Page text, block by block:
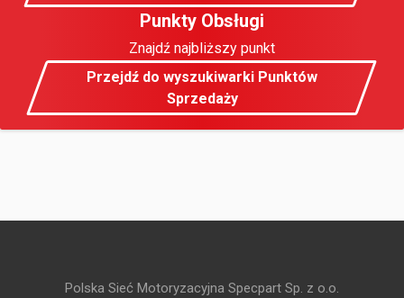
Punkty Obsługi
Znajdź najbliższy punkt
Przejdź do wyszukiwarki Punktów
Sprzedaży
Polska Sieć Motoryzacyjna Specpart Sp. z o.o.